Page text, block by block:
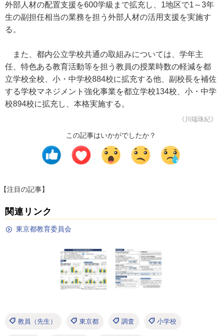
外部人材の配置支援を600学級まで拡充し、1地区で1～3年
生の副担任相当の業務を担う外部人材の活用支援を実施す
る。
また、都内公立学校共通の取組みについては、学年主
任、特色ある教育活動等を担う教員の授業時数の軽減を都
立学校全校、小・中学校884校に拡充する他、副校長を補佐
する学校マネジメント強化事業を都立学校134校、小・中学
校894校に拡充し、本格実施する。
《川端珠紀》
この記事はいかがでしたか？
【注目の記事】
関連リンク
東京都教育委員会
教員（先生） 東京都 調査 小学校